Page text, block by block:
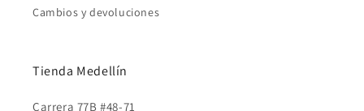
Cambios y devoluciones
Tienda Medellín
Carrera 77B #48-71